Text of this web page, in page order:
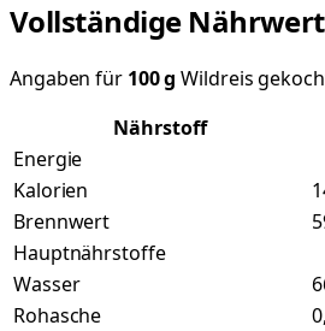
Vollständige
Angaben für 100g Wildreis
Nährstoff
Energie
Kalorien
Brennwert
Hauptnährstoffe
Wasser
Rohasche